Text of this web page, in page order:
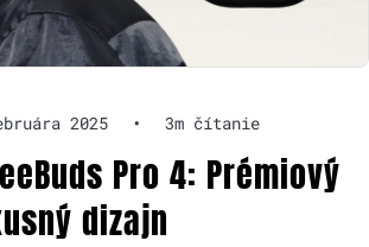
2025 • 3m čítanie
Pro 4: Prémiový
dizajn